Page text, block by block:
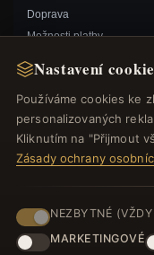
Nastavení
Používáme cookies ke
personalizovaných
Kliknutím na "Přijmout
Zásady ochrany
NEZBYTNÉ
MARKETINGOVÉ
Doprava
Možnosti platby
Kontaktujte nás
RYCHLÉ ODKAZY
Nové produkty
Speciální nabídky
Blog
Recenze
Přihlásit se